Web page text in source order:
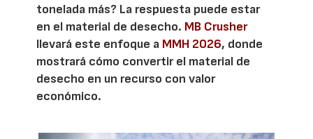
tonelada más? La respuesta puede estar
en el material de desecho. MB Crusher
llevará este enfoque a MMH 2026, donde
mostrará cómo convertir el material de
desecho en un recurso con valor
económico.